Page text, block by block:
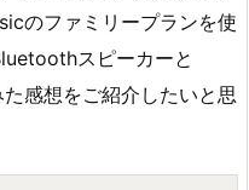
のファミリープランを使
スピーカーと
感想をご紹介したいと思